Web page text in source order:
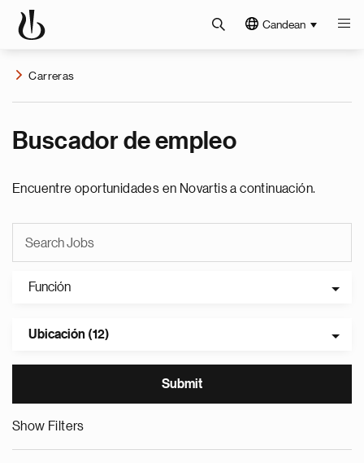
Candean
Carreras
Buscador de empleo
Encuentre oportunidades en Novartis a continuación.
Función
Ubicación (12)
Show Filters